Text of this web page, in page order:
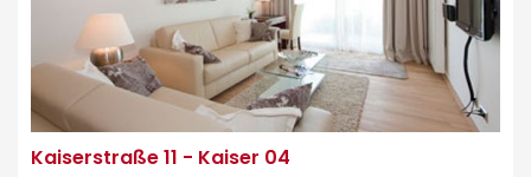
Kaiserstraße 11 - Kaiser 04